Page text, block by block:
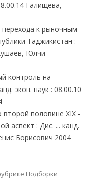
Галищева,
перехода к рыночным
Таджикистан :
Юлчи
контроль на
экон. наук : 08.00.10
второй половине XIX -
аспект : Дис. ... канд.
Борисович 2004
Подборки